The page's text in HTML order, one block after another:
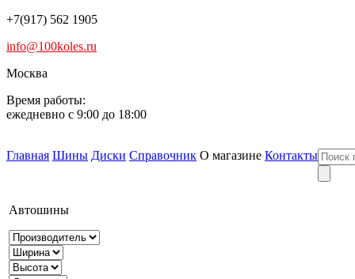
+7(917) 562 1905
info@100koles.ru
Москва
Время работы:
ежедневно с 9:00 до 18:00
Главная Шины Диски Справочник О магазине Контакты
Автошины